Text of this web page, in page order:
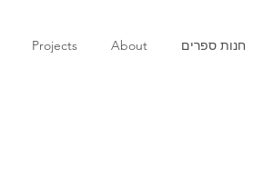
Projects About חנות ספרים